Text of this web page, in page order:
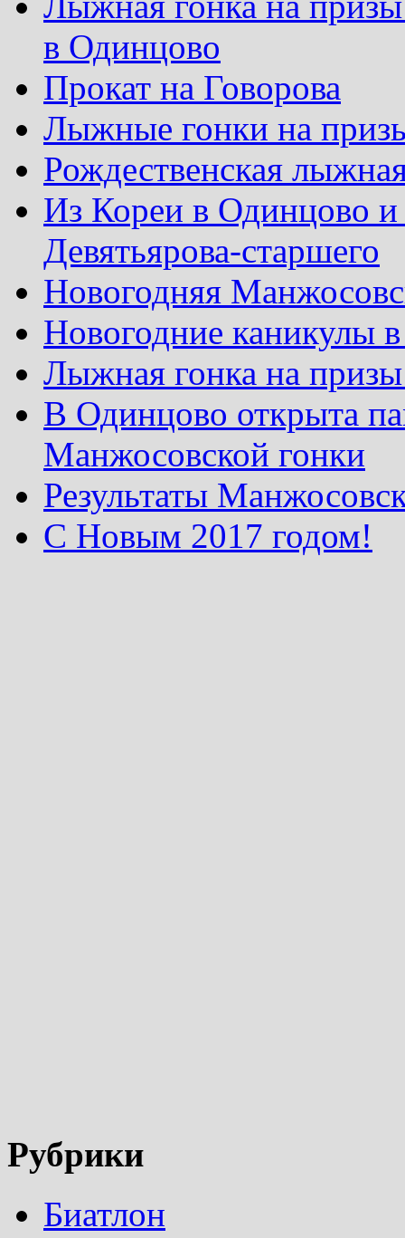
в Одинцово
Прокат на Говорова
Лыжные гонки на
Рождественская
Из Кореи в Одинцово
Девятьярова-старшего
Новогодняя
Новогодние каникулы
Лыжная гонка на
В Одинцово открыта
Манжосовской гонки
Результаты
С Новым 2017 годом!
Рубрики
Биатлон